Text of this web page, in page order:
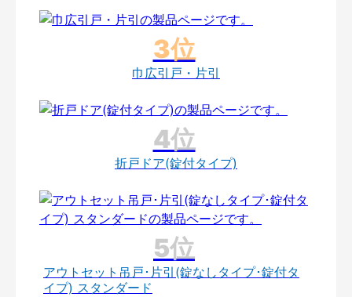
巾広引戸・片引
折戸ドア(錠付タイプ)
アウトセット吊戸･片引(錠なしタイプ･錠付タ
イプ) スタンダード